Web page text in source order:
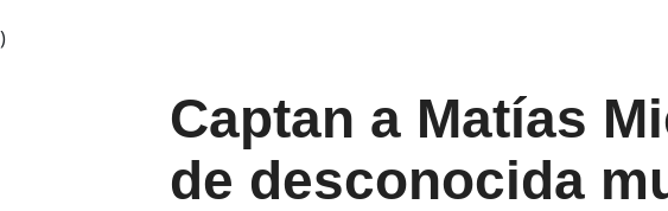
)
Captan a Matías
de desconocida